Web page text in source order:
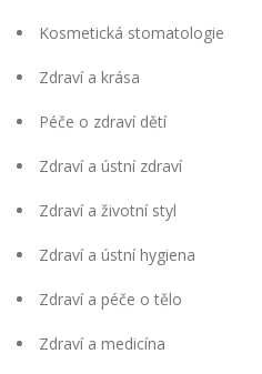
Kosmetická stomatologie
Zdraví a krása
Péče o zdraví dětí
Zdraví a ústní zdraví
Zdraví a životní styl
Zdraví a ústní hygiena
Zdraví a péče o tělo
Zdraví a medicína